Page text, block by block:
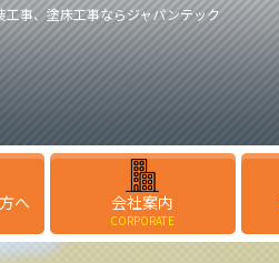
事、塗床工事ならジャパンテック
へ 会社案内
CORPORATE